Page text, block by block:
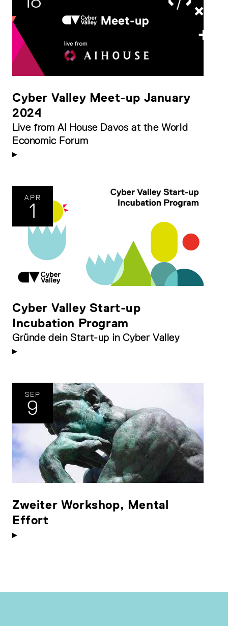
Cyber Valley Meet-up January
2024
Live from AI House Davos at the World
Economic Forum
APR
1
Cyber Valley Start-up
Incubation Program
Gründe dein Start-up in Cyber Valley
SEP
9
Zweiter Workshop, Mental
Effort